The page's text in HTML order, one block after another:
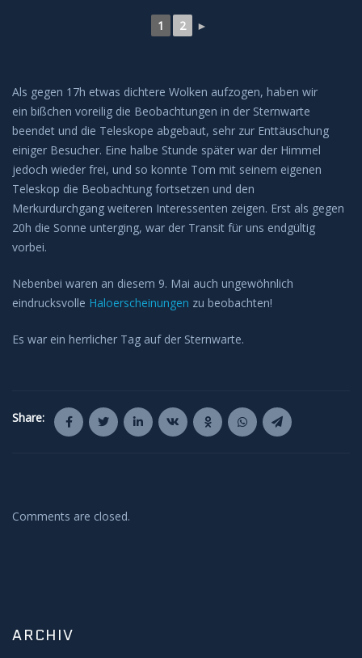
1 2 ►
Als gegen 17h etwas dichtere Wolken aufzogen, haben wir
ein bißchen voreilig die Beobachtungen in der Sternwarte
beendet und die Teleskope abgebaut, sehr zur Enttäuschung
einiger Besucher. Eine halbe Stunde später war der Himmel
jedoch wieder frei, und so konnte Tom mit seinem eigenen
Teleskop die Beobachtung fortsetzen und den
Merkurdurchgang weiteren Interessenten zeigen. Erst als gegen
20h die Sonne unterging, war der Transit für uns endgültig
vorbei.
Nebenbei waren an diesem 9. Mai auch ungewöhnlich
eindrucksvolle Haloerscheinungen zu beobachten!
Es war ein herrlicher Tag auf der Sternwarte.
Share:
Comments are closed.
ARCHIV